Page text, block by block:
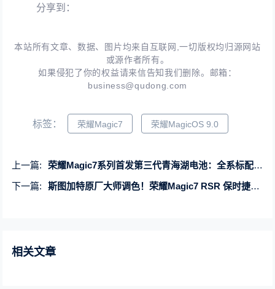
分享到：
本站所有文章、数据、图片均来自互联网,一切版权均归源网站
或源作者所有。
如果侵犯了你的权益请来信告知我们删除。邮箱：
business@qudong.com
标签： 荣耀Magic7 荣耀MagicOS 9.0
上一篇:
荣耀Magic7系列首发第三代青海湖电池：全系标配100W有线+80W无线快充
下一篇:
斯图加特原厂大师调色！荣耀Magic7 RSR 保时捷设计官宣12月发布
相关文章